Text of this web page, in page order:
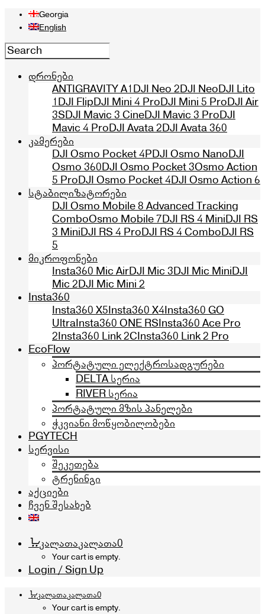
Georgia
English
დრონები
ANTIGRAVITY A1DJI Neo 2DJI NeoDJI Lito
1DJI FlipDJI Mini 4 ProDJI Mini 5 ProDJI Air
3SDJI Mavic 3 CineDJI Mavic 3 ProDJI
Mavic 4 ProDJI Avata 2DJI Avata 360
კამერები
DJI Osmo Pocket 4PDJI Osmo NanoDJI
Osmo 360DJI Osmo Pocket 3Osmo Action
5 ProDJI Osmo Pocket 4DJI Osmo Action 6
სტაბილიზატორები
DJI Osmo Mobile 8 Advanced Tracking
ComboOsmo Mobile 7DJI RS 4 MiniDJI RS
3 MiniDJI RS 4 ProDJI RS 4 ComboDJI RS
5
მიკროფონები
Insta360 Mic AirDJI Mic 3DJI Mic MiniDJI
Mic 2DJI Mic Mini 2
Insta360
Insta360 X5Insta360 X4Insta360 GO
UltraInsta360 ONE RSInsta360 Ace Pro
2Insta360 Link 2CInsta360 Link 2 Pro
EcoFlow
პორტატული ელექტროსადგურები
DELTA სერია
RIVER სერია
პორტატული მზის პანელები
ჭკვიანი მოწყობილობები
PGYTECH
სერვისი
შეკეთება
ტრენინგი
აქციები
ჩვენ შესახებ
კალათაკალათა0
Your cart is empty.
Login / Sign Up
კალათაკალათა0
Your cart is empty.